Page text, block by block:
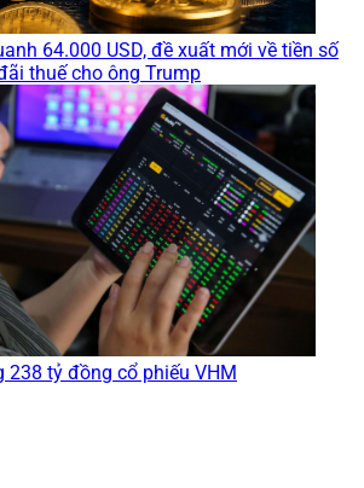
64.000 USD, đề xuất mới về tiền số
thuế cho ông Trump
238 tỷ đồng cổ phiếu VHM